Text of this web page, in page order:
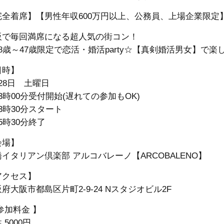
着席】【男性年収600万円以上、公務員、上場企業限定】
毎回満席になる超人気の街コン！
～47歳限定で恋活・婚活party☆【真剣婚活男女】で楽
】
日 土曜日
時00分受付開始(遅れての参加もOK)
時30分スタート
時30分終了
】
タリアン倶楽部 アルコバレーノ【ARCOBALENO】
セス】
府大阪市都島区片町2-9-24 Nスタジオビル2F
加料金 】